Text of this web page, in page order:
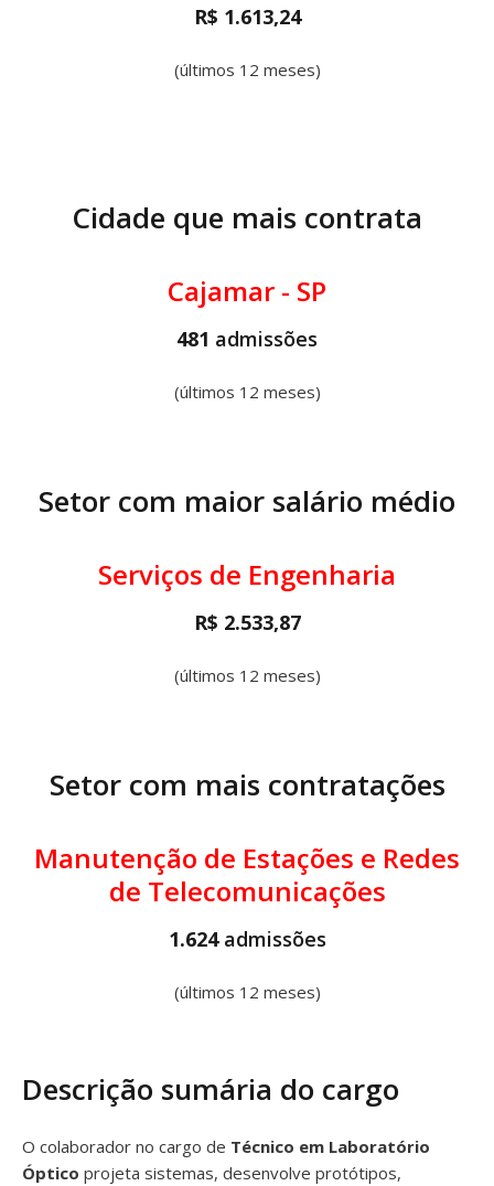
R$ 1.613,24
(últimos 12 meses)
Cidade que mais contrata
Cajamar - SP
481 admissões
(últimos 12 meses)
Setor com maior salário médio
Serviços de Engenharia
R$ 2.533,87
(últimos 12 meses)
Setor com mais contratações
Manutenção de Estações e Redes
de Telecomunicações
1.624 admissões
(últimos 12 meses)
Descrição sumária do cargo
O colaborador no cargo de Técnico em Laboratório
Óptico projeta sistemas, desenvolve protótipos,